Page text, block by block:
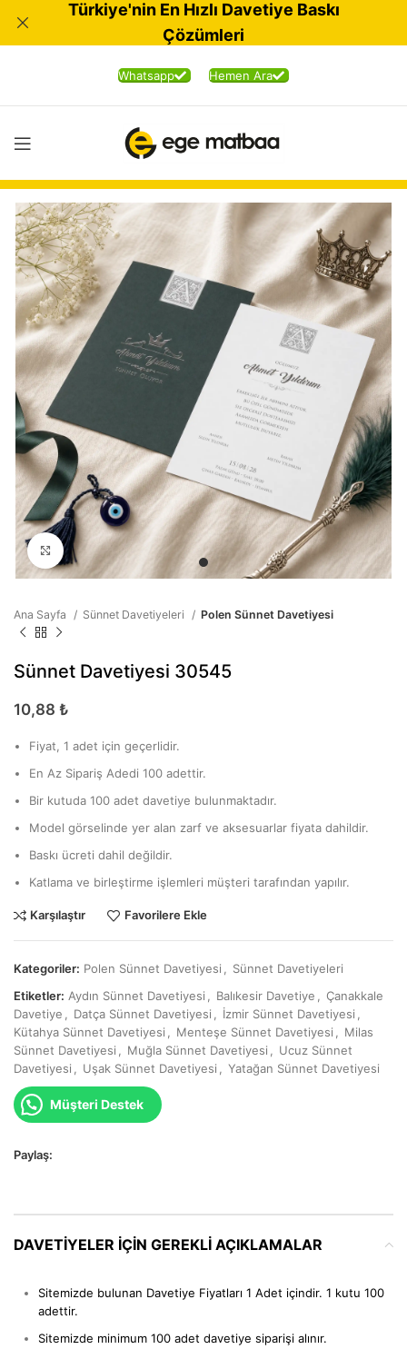
Whatsapp Hemen Ara
Büyütmek için tıklayın
Ana Sayfa Sünnet Davetiyeleri Polen Sünnet Davetiyesi
Sünnet Davetiyesi 30545
10,88 ₺
Fiyat, 1 adet için geçerlidir.
En Az Sipariş Adedi 100 adettir.
Bir kutuda 100 adet davetiye bulunmaktadır.
Model görselinde yer alan zarf ve aksesuarlar fiyata dahildir.
Baskı ücreti dahil değildir.
Katlama ve birleştirme işlemleri müşteri tarafından yapılır.
Karşılaştır Favorilere Ekle
Kategoriler: Polen Sünnet Davetiyesi
Sünnet Davetiyeleri
Etiketler: Aydın Sünnet Davetiyesi Balıkesir Davetiye
Çanakkale
Davetiye
Datça Sünnet Davetiyesi İzmir Sünnet Davetiyesi
Kütahya Sünnet Davetiyesi
Menteşe Sünnet Davetiyesi
Milas
Sünnet Davetiyesi
Muğla Sünnet Davetiyesi
Ucuz Sünnet
Davetiyesi
Uşak Sünnet Davetiyesi Yatağan Sünnet Davetiyesi
Müşteri Destek
Paylaş:
DAVETIYELER IÇIN GEREKLI AÇIKLAMALAR
Sitemizde bulunan Davetiye Fiyatları 1 Adet içindir. 1 kutu 100
adettir.
Sitemizde minimum 100 adet davetiye siparişi alınır.
Türkiye'nin En Hızlı Davetiye Baskı
Çözümleri